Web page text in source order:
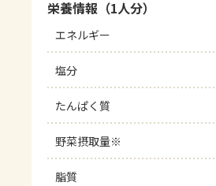
栄養情報（1人分）
エネルギー
塩分
たんぱく質
野菜摂取量※
脂質